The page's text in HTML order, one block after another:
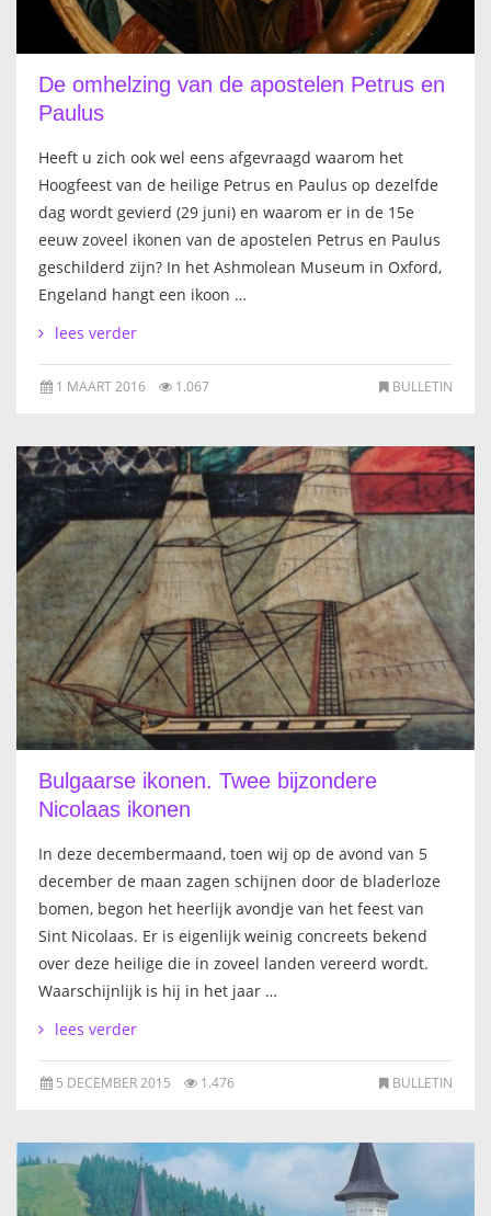
De omhelzing van de apostelen Petrus en
Paulus
Heeft u zich ook wel eens afgevraagd waarom het
Hoogfeest van de heilige Petrus en Paulus op dezelfde
dag wordt gevierd (29 juni) en waarom er in de 15e
eeuw zoveel ikonen van de apostelen Petrus en Paulus
geschilderd zijn? In het Ashmolean Museum in Oxford,
Engeland hangt een ikoon …
lees verder
BULLETIN
1 MAART 2016 1.067
Bulgaarse ikonen. Twee bijzondere
Nicolaas ikonen
In deze decembermaand, toen wij op de avond van 5
december de maan zagen schijnen door de bladerloze
bomen, begon het heerlijk avondje van het feest van
Sint Nicolaas. Er is eigenlijk weinig concreets bekend
over deze heilige die in zoveel landen vereerd wordt.
Waarschijnlijk is hij in het jaar …
lees verder
BULLETIN
5 DECEMBER 2015 1.476